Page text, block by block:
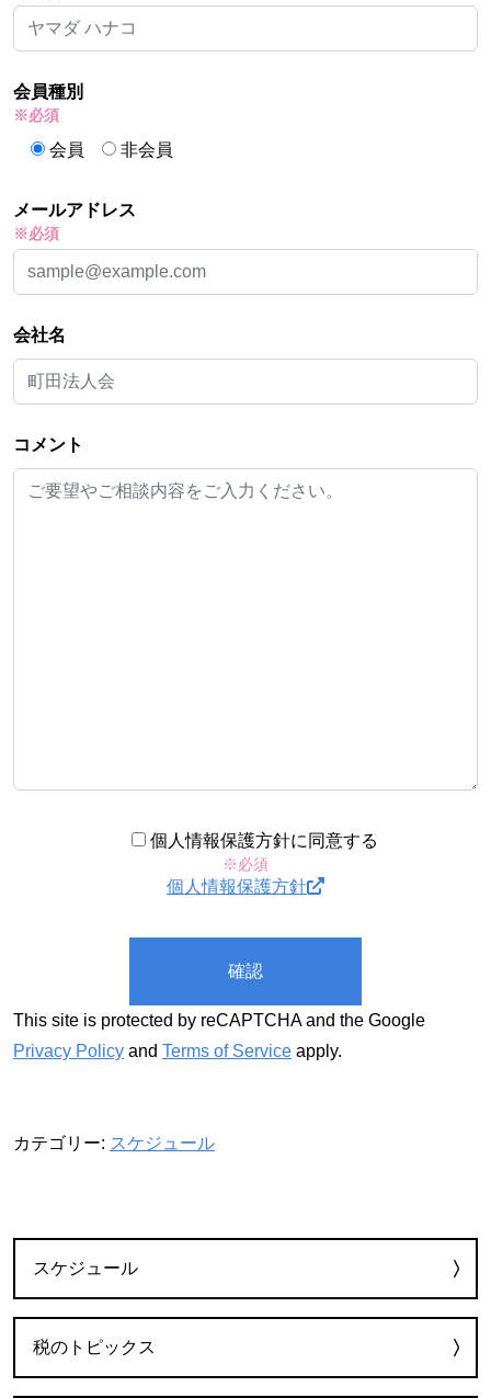
会員種別
※必須
会員 非会員
メールアドレス
※必須
会社名
コメント
個人情報保護方針に同意する
※必須
個人情報保護方針
This site is protected by reCAPTCHA and the Google
Privacy Policy and Terms of Service apply.
カテゴリー: スケジュール
スケジュール
税のトピックス